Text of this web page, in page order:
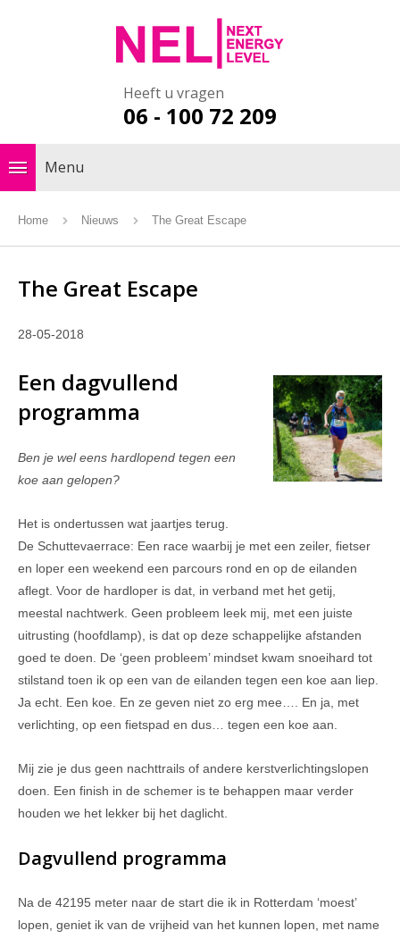
Heeft u vragen
06 - 100 72 209
Menu
Home Nieuws The Great Escape
The Great Escape
28-05-2018
Een dagvullend
programma
Ben je wel eens hardlopend tegen een
koe aan gelopen?
Het is ondertussen wat jaartjes terug.
De Schuttevaerrace: Een race waarbij je met een zeiler, fietser
en loper een weekend een parcours rond en op de eilanden
aflegt. Voor de hardloper is dat, in verband met het getij,
meestal nachtwerk. Geen probleem leek mij, met een juiste
uitrusting (hoofdlamp), is dat op deze schappelijke afstanden
goed te doen. De ‘geen probleem’ mindset kwam snoeihard tot
stilstand toen ik op een van de eilanden tegen een koe aan liep.
Ja echt. Een koe. En ze geven niet zo erg mee…. En ja, met
verlichting, op een fietspad en dus… tegen een koe aan.
Mij zie je dus geen nachttrails of andere kerstverlichtingslopen
doen. Een finish in de schemer is te behappen maar verder
houden we het lekker bij het daglicht.
Dagvullend programma
Na de 42195 meter naar de start die ik in Rotterdam ‘moest’
lopen, geniet ik van de vrijheid van het kunnen lopen, met name